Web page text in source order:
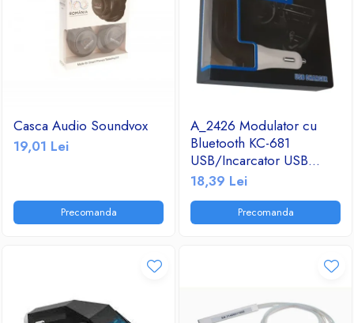
Casca Audio Soundvox
19,01 Lei
Precomanda
A_2426 Modulator cu
Bluetooth KC-681
USB/Incarcator USB
2.1A/TF/FM Radio
18,39 Lei
Precomanda